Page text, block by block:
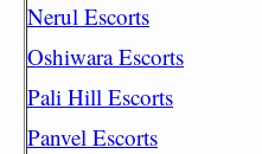
Nerul Escorts
Oshiwara Escorts
Pali Hill Escorts
Panvel Escorts